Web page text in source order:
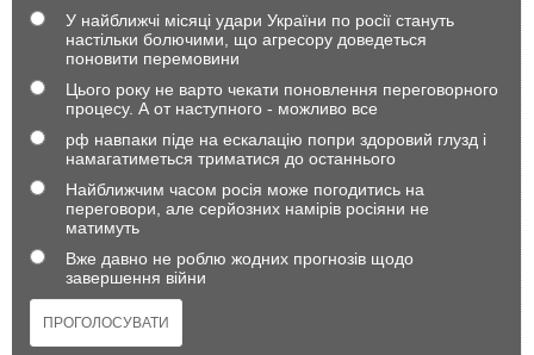
У найближчі місяці удари України по росії стануть
настільки болючими, що агресору доведеться
поновити перемовини
Цього року не варто чекати поновлення переговорного
процесу. А от наступного - можливо все
рф навпаки піде на ескалацію попри здоровий глузд і
намагатиметься триматися до останнього
Найближчим часом росія може погодитись на
переговори, але серйозних намірів росіяни не
матимуть
Вже давно не роблю жодних прогнозів щодо
завершення війни